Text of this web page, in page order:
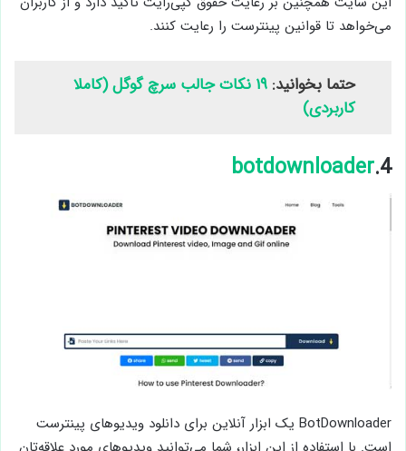
می‌خواهد تا قوانین پینترست را رعایت کنند.
حتما بخوانید:
۱۹ نکات جالب سرچ گوگل (کاملا
کاربردی)
4.
botdownloader
BotDownloader یک ابزار آنلاین برای دانلود ویدیوهای پینترست